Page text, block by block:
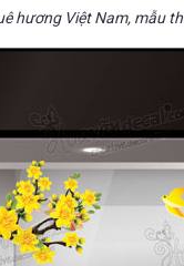
hương Việt Nam, mẫu